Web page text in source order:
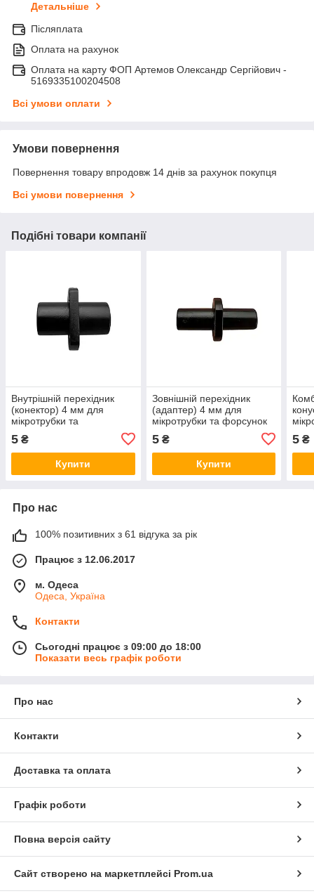
Детальніше
Післяплата
Оплата на рахунок
Оплата на карту ФОП Артемов Олександр Сергійович -
5169335100204508
Всі умови оплати
Умови повернення
Повернення товару впродовж 14 днів за рахунок покупця
Всі умови повернення
Подібні товари компанії
Внутрішній перехідник
(конектор) 4 мм для
мікротрубки та
5 ₴
Купити
Зовнішній перехідник
(адаптер) 4 мм для
мікротрубки та форсунок
5₴
Купити
5 ₴
Про нас
100% позитивних з 61 відгука за рік
Працює з 12.06.2017
м. Одеса
Одеса, Україна
Контакти
Сьогодні працює з 09:00 до 18:00
Показати весь графік роботи
Про нас
Контакти
Доставка та оплата
Графік роботи
Повна версія сайту
Сайт створено на маркетплейсі Prom.ua